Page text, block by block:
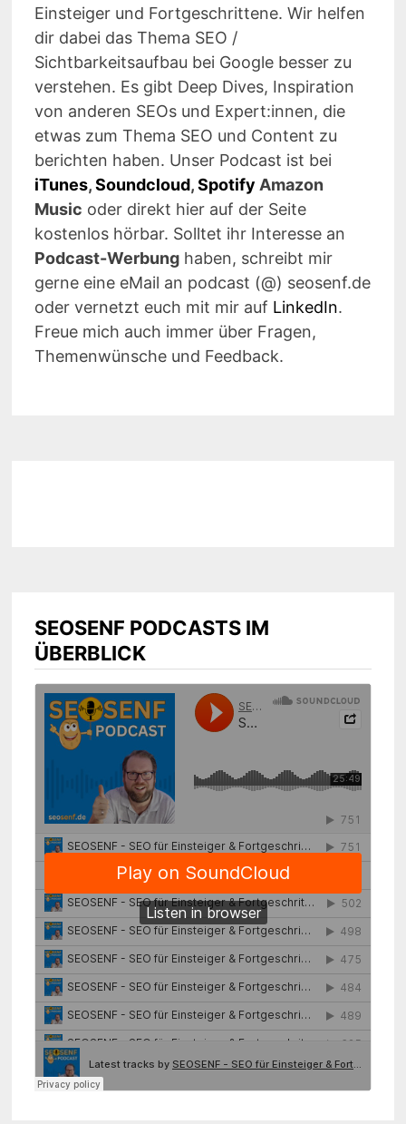
Einsteiger und Fortgeschrittene. Wir helfen
dir dabei das Thema SEO /
Sichtbarkeitsaufbau bei Google besser zu
verstehen. Es gibt Deep Dives, Inspiration
von anderen SEOs und Expert:innen, die
etwas zum Thema SEO und Content zu
berichten haben. Unser Podcast ist bei
iTunes,Soundcloud,Spotify Amazon
Music oder direkt hier auf der Seite
kostenlos hörbar. Solltet ihr Interesse an
Podcast-Werbunghaben, schreibt mir
gerne eine eMail an podcast (@) seosenf.de
oder vernetzt euch mit mir auf LinkedIn.
Freue mich auch immer über Fragen,
Themenwünsche und Feedback.
SEOSENF PODCASTS IM
ÜBERBLICK